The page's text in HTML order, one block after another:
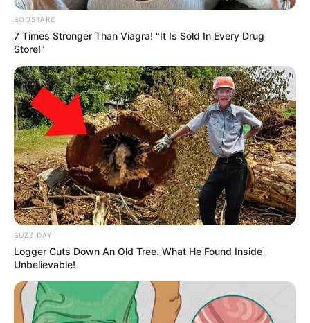
BOOSTARO
7 Times Stronger Than Viagra! "It Is Sold In Every Drug
Store!"
BUZZ DAY
Logger Cuts Down An Old Tree. What He Found Inside
Unbelievable!